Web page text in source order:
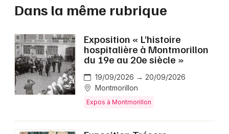
Dans la même rubrique
Exposition « L’histoire
hospitalière à Montmorillon
du 19e au 20e siècle »
19/09/2026 → 20/09/2026
Montmorillon
Expos à Montmorillon